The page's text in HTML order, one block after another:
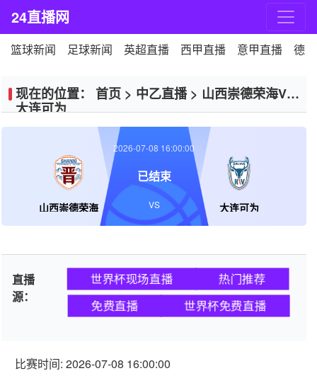
24直播网
篮球新闻 足球新闻 英超直播 西甲直播 意甲直播 德
现在的位置： 首页 > 中乙直播> 山西崇德荣海VS
大连可为
山西崇德荣海 大连可为
2026-07-08 16:00:00
已结束
VS
直播
源：
世界杯现场直播
热门推荐
免费直播
世界杯免费直播
比赛时间: 2026-07-08 16:00:00